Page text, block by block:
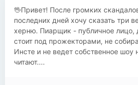
🖖Привет! После громких
последних дней хочу сказать три
херню. Пиарщик - публичное лицо,
стоит под прожекторами, не
Инсте и не ведет собственное шоу
читают....